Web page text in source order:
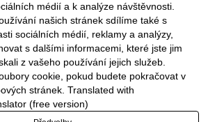
médií a k analýze návštěvnosti.
našich stránek sdílíme také s
sociálních médií, reklamy a analýzy,
s dalšími informacemi, které jste jim
z vašeho používání jejich služeb.
cookie, pokud budete pokračovat v
stránek. Translated with
(free version)